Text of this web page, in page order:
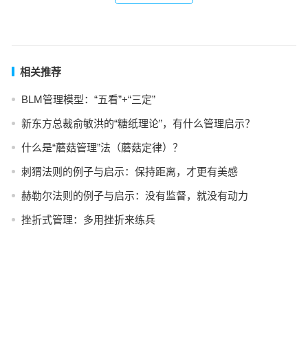
相关推荐
BLM管理模型：“五看”+“三定”
新东方总裁俞敏洪的“糖纸理论”，有什么管理启示？
什么是“蘑菇管理”法（蘑菇定律）？
刺猬法则的例子与启示：保持距离，才更有美感
赫勒尔法则的例子与启示：没有监督，就没有动力
挫折式管理：多用挫折来练兵